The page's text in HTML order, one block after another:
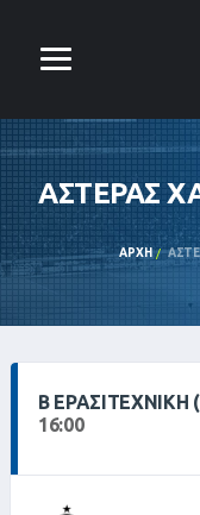
ΑΣΤΕΡΑΣ
ΑΡΧΉ
Β ΕΡΑΣΙΤΕΧΝΙΚΗ
16:00